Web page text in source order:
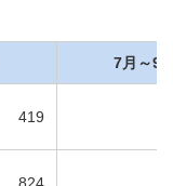
7月～9
419